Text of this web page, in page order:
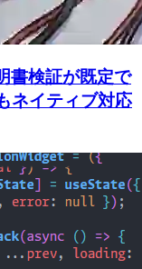
書検証が既定で
ネイティブ対応